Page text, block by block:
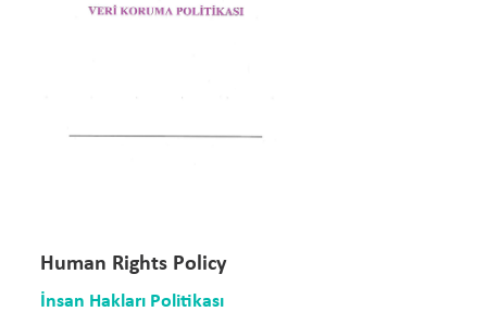
Human Rights Policy
İnsan Hakları Politikası